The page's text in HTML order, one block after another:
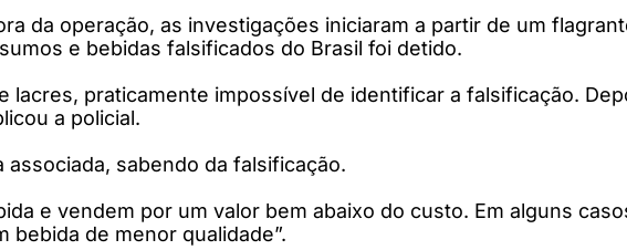
da operação, as investigações iniciaram a partir de um
e bebidas falsificados do Brasil foi detido.
lacres, praticamente impossível de identificar a falsificação.
a policial.
sabendo da falsificação.
e vendem por um valor bem abaixo do custo. Em alguns
bebida de menor qualidade”.